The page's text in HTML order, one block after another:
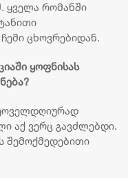
ყველა რომანში
ცხოვრებიდან.
ყოფნისას
აქ ვერც გავძლებდი.
შემოქმედებითი